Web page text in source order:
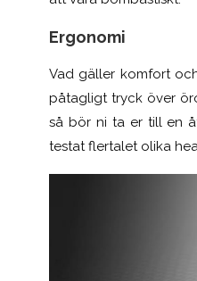
Ergonomi
Vad gäller komfort
påtagligt tryck över
så bör ni ta er till en
testat flertalet olika